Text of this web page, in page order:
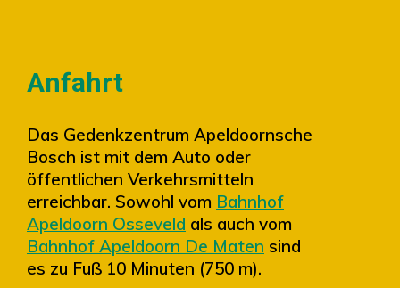
Anfahrt
Das Gedenkzentrum Apeldoornsche
Bosch ist mit dem Auto oder
öffentlichen Verkehrsmitteln
erreichbar. Sowohl vom Bahnhof
Apeldoorn Osseveld als auch vom
Bahnhof Apeldoorn De Maten sind
es zu Fuß 10 Minuten (750 m).